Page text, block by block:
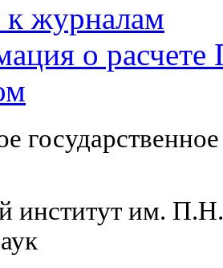
журналам
о
институт им.